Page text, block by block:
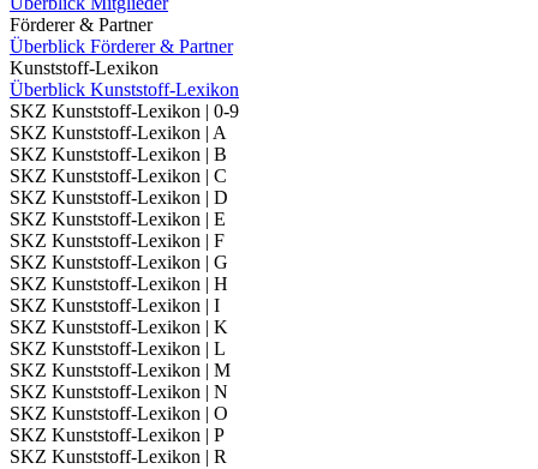
Förderer & Partner
Überblick Förderer & Partner
Kunststoff-Lexikon
Überblick Kunststoff-Lexikon
SKZ Kunststoff-Lexikon | 0-9
SKZ Kunststoff-Lexikon | A
SKZ Kunststoff-Lexikon | B
SKZ Kunststoff-Lexikon | C
SKZ Kunststoff-Lexikon | D
SKZ Kunststoff-Lexikon | E
SKZ Kunststoff-Lexikon | F
SKZ Kunststoff-Lexikon | G
SKZ Kunststoff-Lexikon | H
SKZ Kunststoff-Lexikon | I
SKZ Kunststoff-Lexikon | K
SKZ Kunststoff-Lexikon | L
SKZ Kunststoff-Lexikon | M
SKZ Kunststoff-Lexikon | N
SKZ Kunststoff-Lexikon | O
SKZ Kunststoff-Lexikon | P
SKZ Kunststoff-Lexikon | R